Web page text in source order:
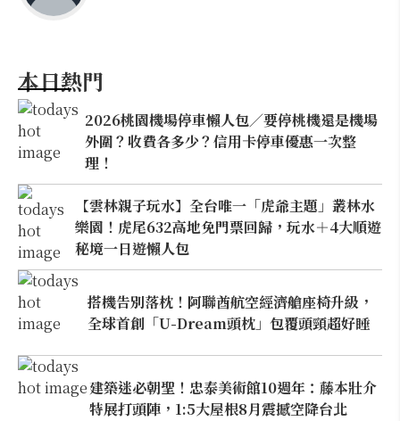
本日熱門
2026桃園機場停車懶人包／要停桃機還是機場
外圍？收費各多少？信用卡停車優惠一次整
理！
【雲林親子玩水】全台唯一「虎爺主題」叢林水
樂園！虎尾632高地免門票回歸，玩水＋4大順遊
秘境一日遊懶人包
搭機告別落枕！阿聯酋航空經濟艙座椅升級，
全球首創「U-Dream頭枕」包覆頭頸超好睡
建築迷必朝聖！忠泰美術館10週年：藤本壯介
特展打頭陣，1:5大屋根8月震撼空降台北